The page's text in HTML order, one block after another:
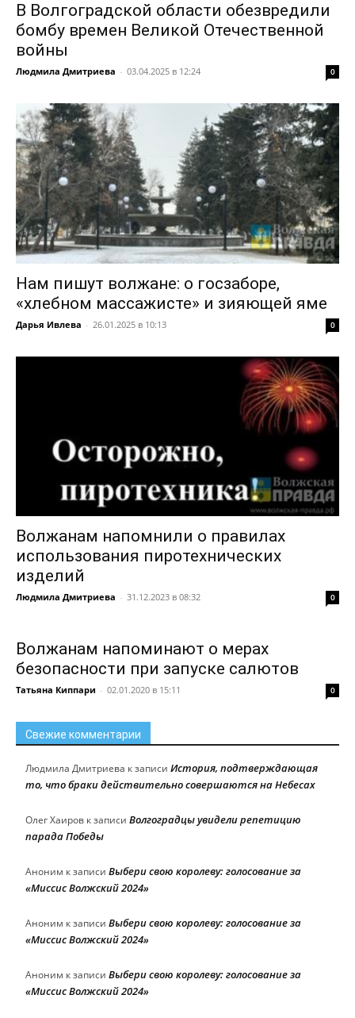
В Волгоградской области обезвредили
бомбу времен Великой Отечественной
войны
Людмила Дмитриева - 03.04.2025 в 12:24 0
Нам пишут волжане: о госзаборе,
«хлебном массажисте» и зияющей яме
Дарья Ивлева - 26.01.2025 в 10:13 0
Волжанам напомнили о правилах
использования пиротехнических
изделий
Людмила Дмитриева - 31.12.2023 в 08:32 0
Волжанам напоминают о мерах
безопасности при запуске салютов
Татьяна Киппари - 02.01.2020 в 15:11 0
Свежие комментарии
Людмила Дмитриева к записи История, подтверждающая
то, что браки действительно совершаются на Небесах
Олег Хаиров к записи Волгоградцы увидели репетицию
парада Победы
Аноним к записи Выбери свою королеву: голосование за
«Миссис Волжский 2024»
Аноним к записи Выбери свою королеву: голосование за
«Миссис Волжский 2024»
Аноним к записи Выбери свою королеву: голосование за
«Миссис Волжский 2024»